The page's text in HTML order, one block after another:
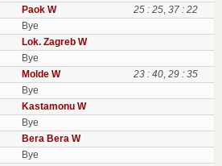
Paok W 25 : 25, 37 : 22
Bye
Lok. Zagreb W
Bye
Molde W 23 : 40, 29 : 35
Bye
Kastamonu W
Bye
Bera Bera W
Bye